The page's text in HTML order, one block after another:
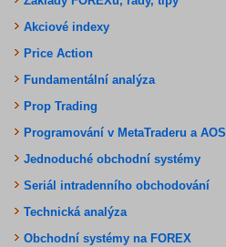
Akciové indexy
Price Action
Fundamentální analýza
Prop Trading
Programování v MetaTraderu a AOS
Jednoduché obchodní systémy
Seriál intradenního obchodování
Technická analýza
Obchodní systémy na FOREX